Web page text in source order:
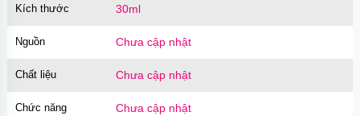
Ốp lưng iPhone 16 TPU Space trong suốt tối
trị giá70.000₫
Ốp lưng MagSafe iPhone 17 Air Clear Case
Kích thước 30ml
Nguồn Chưa cập nhật
Chất liệu Chưa cập nhật
Chức năng Chưa cập nhật